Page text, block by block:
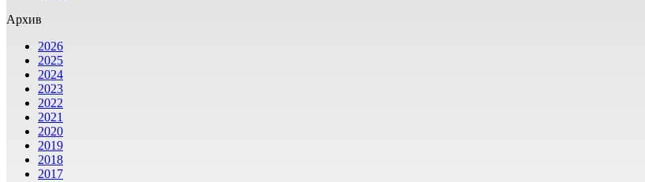
Архив
2026
2025
2024
2023
2022
2021
2020
2019
2018
2017